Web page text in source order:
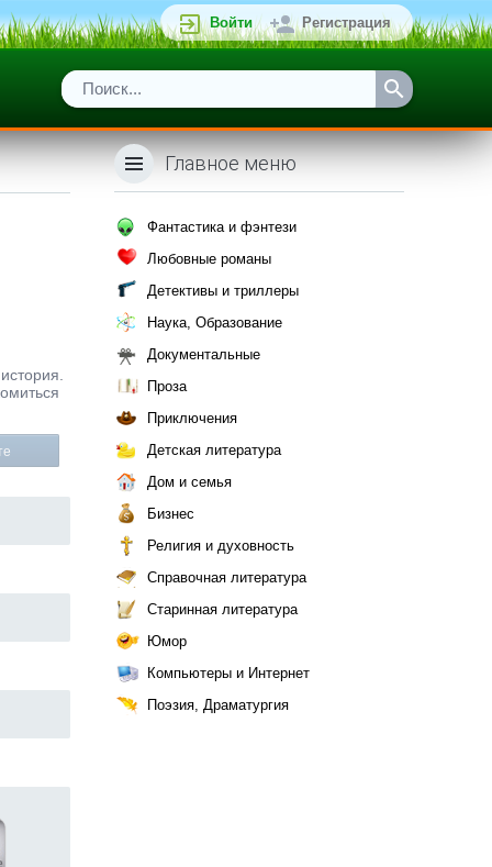
Войти Регистрация
Главное меню
Фантастика и фэнтези
Любовные романы
Детективы и триллеры
Наука, Образование
Документальные
Проза
Приключения
Детская литература
Дом и семья
Бизнес
Религия и духовность
Справочная литература
Старинная литература
Юмор
Компьютеры и Интернет
Поэзия, Драматургия